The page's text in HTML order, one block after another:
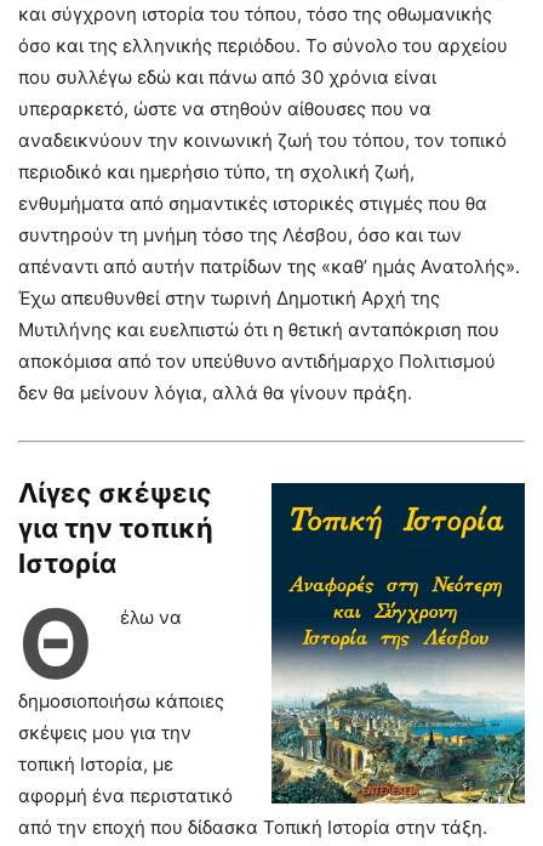
και σύγχρονη ιστορία του τόπου, τόσο της οθωμανικής
όσο και της ελληνικής περιόδου. Το σύνολο του αρχείου
που συλλέγω εδώ και πάνω από 30 χρόνια είναι
υπεραρκετό, ώστε να στηθούν αίθουσες που να
αναδεικνύουν την κοινωνική ζωή του τόπου, τον τοπικό
περιοδικό και ημερήσιο τύπο, τη σχολική ζωή,
ενθυμήματα από σημαντικές ιστορικές στιγμές που θα
συντηρούν τη μνήμη τόσο της Λέσβου, όσο και των
απέναντι από αυτήν πατρίδων της «καθ’ ημάς Ανατολής».
Έχω απευθυνθεί στην τωρινή Δημοτική Αρχή της
Μυτιλήνης και ευελπιστώ ότι η θετική ανταπόκριση που
αποκόμισα από τον υπεύθυνο αντιδήμαρχο Πολιτισμού
δεν θα μείνουν λόγια, αλλά θα γίνουν πράξη.
Λίγες σκέψεις
για την τοπική
Ιστορία
Θ έλω να
δημοσιοποιήσω κάποιες
σκέψεις μου για την
τοπική Ιστορία, με
αφορμή ένα περιστατικό
από την εποχή που δίδασκα Τοπική Ιστορία στην τάξη.